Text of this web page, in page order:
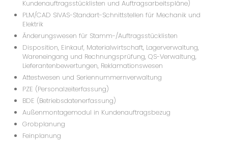
Kundenauftragsstücklisten und Auftragsarbeitspläne)
PLM/CAD SIVAS-Standart-Schnittstellen für Mechanik und
Elektrik
Änderungswesen für Stamm-/Auftragsstücklisten
Disposition, Einkauf, Materialwirtschaft, Lagerverwaltung,
Wareneingang und Rechnungsprüfung, QS-Verwaltung,
Lieferantenbewertungen, Reklamationswesen
Attestwesen und Seriennummernverwaltung
PZE (Personalzeiterfassung)
BDE (Betriebsdatenerfassung)
Außenmontagemodul in Kundenauftragsbezug
Grobplanung
Feinplanung